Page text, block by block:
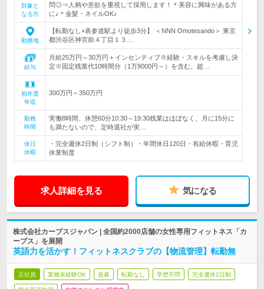
対象と
なる方
問◎⇒人柄や意欲を重視して採用します！＊美容に興味がある方
に♪＊金髪・ネイルOK♪
勤務地
【転勤なし×表参道駅より徒歩3分】 ＜NNN Omotesando＞ 東京
都渋谷区神宮前４丁目１３…
給与
月給25万円～30万円＋インセンティブ※経験・スキルを考慮し決
定※固定残業代10時間分（1万9000円～）を含む。超…
初年度
年収
300万円～350万円
勤務
時間
実働8時間、休憩60分10:30～19:30残業はほぼなく、月に15分に
も満たないので、定時退社が実…
休日
休暇
・完全週休2日制（シフト制）・年間休日120日・有給休暇・育児
休業制度
求人詳細を見る 気になる
株式会社カーブスジャパン | 全国約2000店舗の女性専用フィットネス「カ
ーブス」を展開
英語力を活かす！フィットネスクラブの【物流管理】転勤無
正社員 業種未経験OK 急募 転勤なし 学歴不問 完全週休2日制